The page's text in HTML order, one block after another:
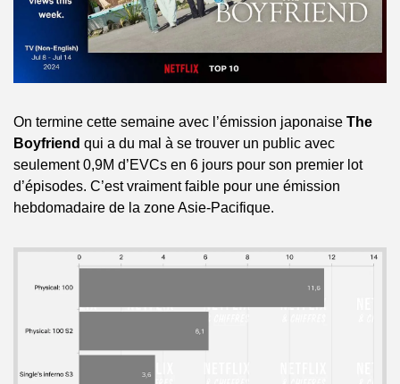
On termine cette semaine avec l’émission japonaise The
Boyfriend qui a du mal à se trouver un public avec
seulement 0,9M d’EVCs en 6 jours pour son premier lot
d’épisodes. C’est vraiment faible pour une émission
hebdomadaire de la zone Asie-Pacifique.